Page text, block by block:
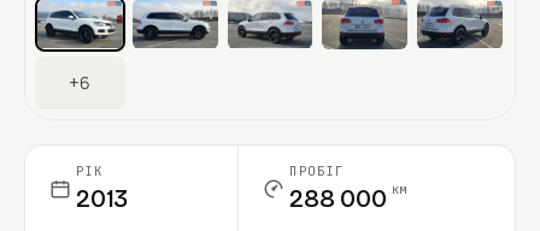
+6
РІК
2013
ПРОБІГ
288 000 км